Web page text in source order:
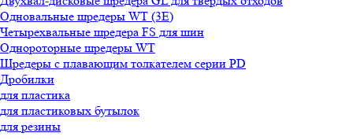
Одновальные шредеры WT (3E)
Четырехвальные шредера FS для шин
Однороторные шредеры WT
Шредеры с плавающим толкателем серии PD
Дробилки
для пластика
для пластиковых бутылок
для резины